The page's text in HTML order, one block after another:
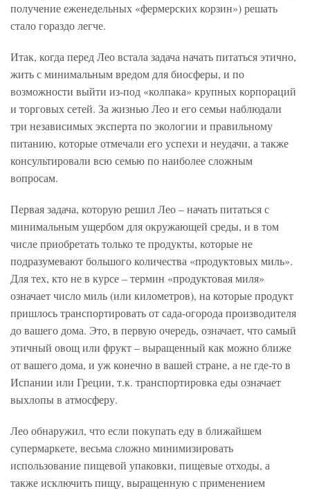
получение еженедельных «фермерских корзин») решать
стало гораздо легче.
Итак, когда перед Лео встала задача начать питаться этично,
жить с минимальным вредом для биосферы, и по
возможности выйти из-под «колпака» крупных корпораций
и торговых сетей. За жизнью Лео и его семьи наблюдали
три независимых эксперта по экологии и правильному
питанию, которые отмечали его успехи и неудачи, а также
консультировали всю семью по наиболее сложным
вопросам.
Первая задача, которую решил Лео – начать питаться с
минимальным ущербом для окружающей среды, и в том
числе приобретать только те продукты, которые не
подразумевают большого количества «продуктовых миль».
Для тех, кто не в курсе – термин «продуктовая миля»
означает число миль (или километров), на которые продукт
пришлось транспортировать от сада-огорода производителя
до вашего дома. Это, в первую очередь, означает, что самый
этичный овощ или фрукт – выращенный как можно ближе
от вашего дома, и уж конечно в вашей стране, а не где-то в
Испании или Греции, т.к. транспортировка еды означает
выхлопы в атмосферу.
Лео обнаружил, что если покупать еду в ближайшем
супермаркете, весьма сложно минимизировать
использование пищевой упаковки, пищевые отходы, а
также исключить пищу, выращенную с применением